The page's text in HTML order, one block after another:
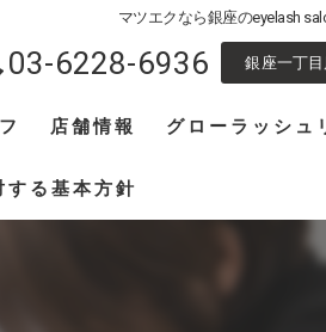
マツエクなら銀座のeyelash
03-6228-6936 銀座一丁
店舗情報
池袋東口店
グローラッシュ
する基本方針